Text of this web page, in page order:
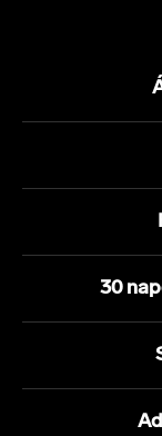
30